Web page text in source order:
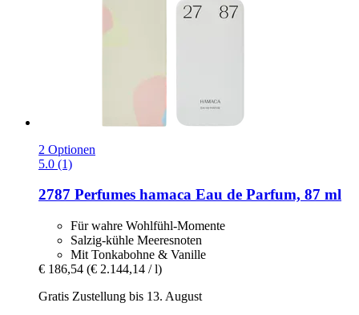
2 Optionen
5.0 (1)
2787 Perfumes hamaca Eau de Parfum, 87 ml
Für wahre Wohlfühl-Momente
Salzig-kühle Meeresnoten
Mit Tonkabohne & Vanille
€ 186,54 (€ 2.144,14 / l)
Gratis Zustellung bis 13. August